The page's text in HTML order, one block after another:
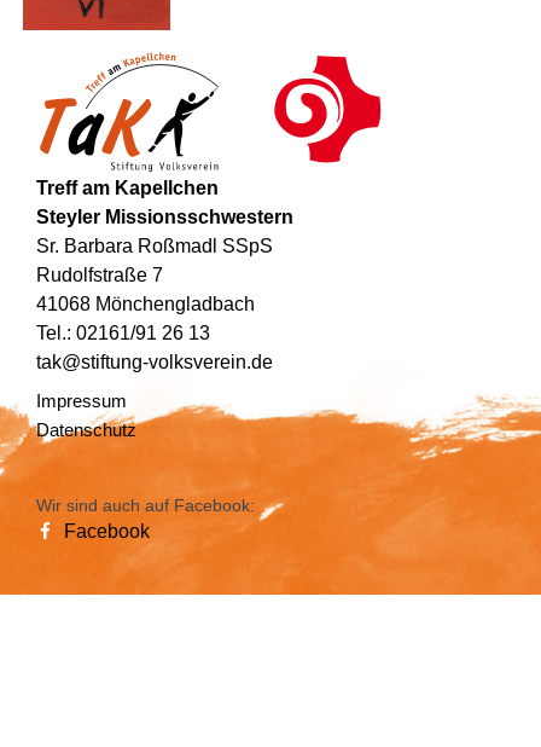
Treff am Kapellchen
Steyler Missionsschwestern
Sr. Barbara Roßmadl SSpS
Rudolfstraße 7
41068 Mönchengladbach
Tel.: 02161/91 26 13
tak@stiftung-volksverein.de
Impressum
Datenschutz
Wir sind auch auf Facebook:
Facebook